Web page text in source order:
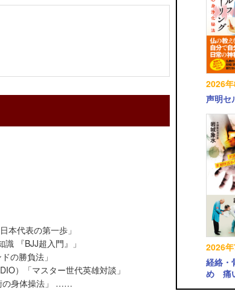
本代表の第一歩」
『BJJ超入門』」
の勝負法」
）「マスター世代英雄対談」
の身体操法」 ……
2026
声明セ
2026
経絡・
め 痛